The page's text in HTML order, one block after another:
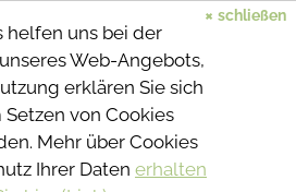
× schließen
helfen uns bei der
Web-Angebots,
erklären Sie sich
von Cookies
Mehr über Cookies
Ihrer Daten erhalten